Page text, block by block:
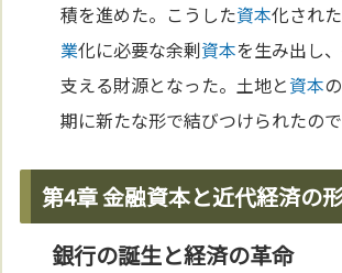
積を進めた。こうした資本化され
業化に必要な余剰資本を生み出し
支える財源となった。土地と資本
期に新たな形で結びつけられたので
第4章 金融資本と近代経済の
銀行の誕生と経済の革命